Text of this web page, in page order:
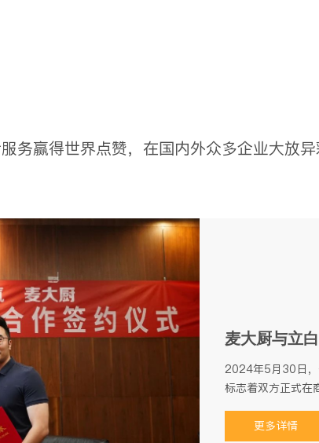
务赢得世界点赞，在国内外众多企业大放异
麦大厨与立
2024年5月30日，
标志着双方正式在
更多详情